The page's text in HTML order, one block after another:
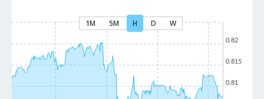
1M 5M H D W
0.81
0.82
0.815